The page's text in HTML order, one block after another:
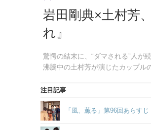
岩田剛典×土村芳
れ』
驚愕の結末に、“ダマされる”人が
沸騰中の土村芳が演じたカップル
注目記事
「風、薫る」第96回あらす